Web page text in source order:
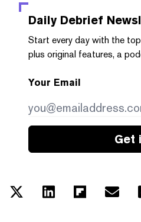
Daily Debrief
Start every day with the
plus original features, a
Your Email
Get